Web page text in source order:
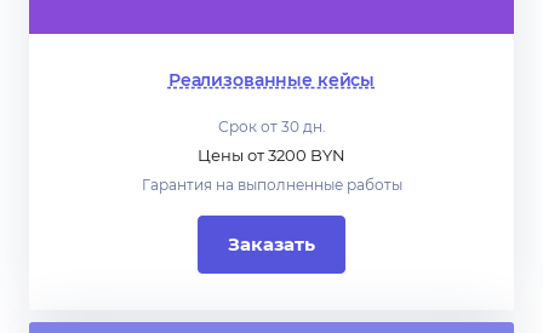
Реализованные кейсы
Срок от 30 дн.
Цены от 3200 BYN
Гарантия на выполненные работы
Заказать